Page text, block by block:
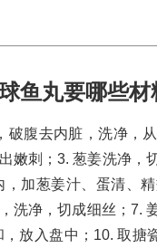
鱼丸要哪些
破腹去内脏，洗净，
嫩刺；3. 葱姜洗净，
加葱姜汁、蛋清、
洗净，切成细丝；7.
放入盘中；10. 取搪